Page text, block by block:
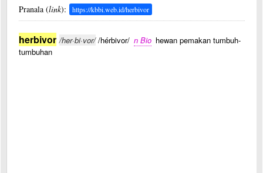
Pranala (link): https://kbbi.web.id/herbivor
herbivor /her·bi·vor//hérbivor/ n Bio hewan pemakan tumbuh-
tumbuhan